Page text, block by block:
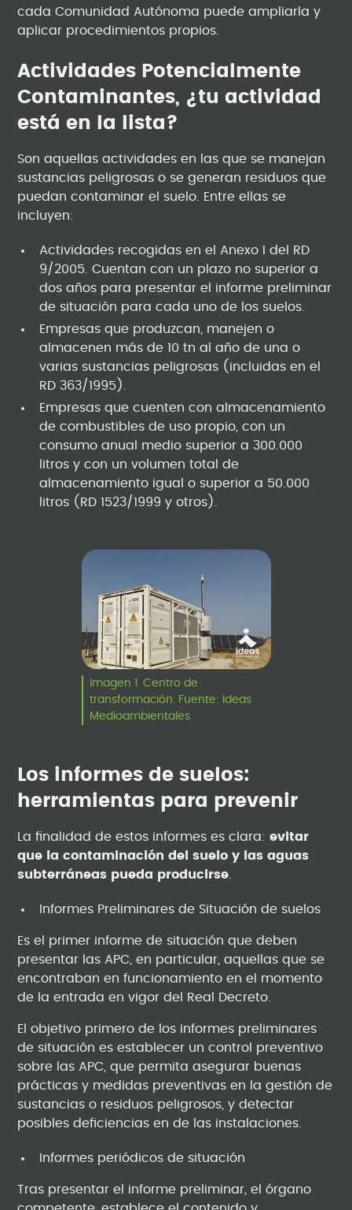
cada Comunidad Autónoma puede ampliarla y
aplicar procedimientos propios.
Actividades Potencialmente
Contaminantes, ¿tu actividad
está en la lista?
Son aquellas actividades en las que se manejan
sustancias peligrosas o se generan residuos que
puedan contaminar el suelo. Entre ellas se
incluyen:
Actividades recogidas en el Anexo I del RD
9/2005. Cuentan con un plazo no superior a
dos años para presentar el informe preliminar
de situación para cada uno de los suelos.
Empresas que produzcan, manejen o
almacenen más de 10 tn al año de una o
varias sustancias peligrosas (incluidas en el
RD 363/1995).
Empresas que cuenten con almacenamiento
de combustibles de uso propio, con un
consumo anual medio superior a 300.000
litros y con un volumen total de
almacenamiento igual o superior a 50.000
litros (RD 1523/1999 y otros).
Imagen 1. Centro de
transformación. Fuente: Ideas
Medioambientales
Los informes de suelos:
herramientas para prevenir
La finalidad de estos informes es clara:evitar
que la contaminación del suelo y las aguas
subterráneas pueda producirse
Informes Preliminares de Situación de suelos
Es el primer informe de situación que deben
presentar las APC, en particular, aquellas que se
encontraban en funcionamiento en el momento
de la entrada en vigor del Real Decreto.
El objetivo primero de los informes preliminares
de situación es establecer un control preventivo
sobre las APC, que permita asegurar buenas
prácticas y medidas preventivas en la gestión de
sustancias o residuos peligrosos, y detectar
posibles deficiencias en de las instalaciones.
Informes periódicos de situación
Tras presentar el informe preliminar, el órgano